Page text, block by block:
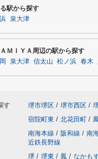
駅から探す
泉大津
ＭＩＹＡ周辺の駅から探す
泉大津 信太山 松ノ浜 春木
す 堺市堺区 / 堺市西区 /
宿院町東 / 北花田町 /
南海本線 / 阪和線 / 南
近鉄長野線
堺 / 堺東 / 鳳 / なかも